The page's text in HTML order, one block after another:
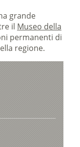
grande
il Museo della
permanenti di
regione.